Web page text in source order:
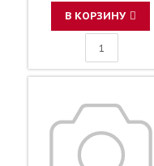
В КОРЗИНУ